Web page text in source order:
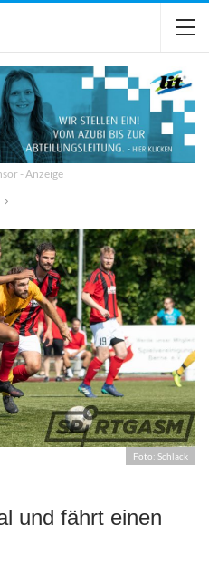
- Anzeige
Foto: Schlack
und fährt einen